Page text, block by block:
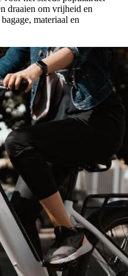
draaien om vrijheid en
materiaal en